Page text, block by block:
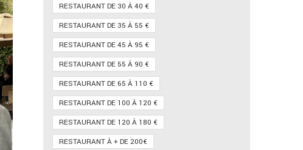
RESTAURANT DE 30 À 40 €
RESTAURANT DE 35 À 55 €
RESTAURANT DE 45 À 95 €
RESTAURANT DE 55 À 90 €
RESTAURANT DE 65 À 110 €
RESTAURANT DE 100 À 120 €
RESTAURANT DE 120 À 180 €
RESTAURANT À + DE 200€